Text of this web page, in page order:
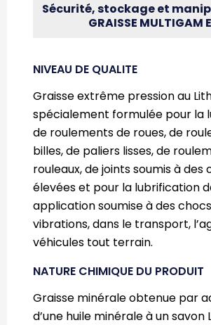
Sécurité, stockage et
GRAISSE MULTIGAM
NIVEAU DE QUALITE
Graisse extrême pression au
spécialement formulée pour la
de roulements de roues, de
billes, de paliers lisses, de
rouleaux, de joints soumis à des
élevées et pour la lubrification
application soumise à des
vibrations, dans le transport,
véhicules tout terrain.
NATURE CHIMIQUE DU PRODUIT
Graisse minérale obtenue par
d’une huile minérale à un savon